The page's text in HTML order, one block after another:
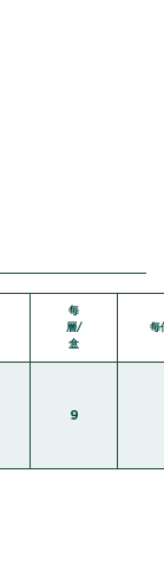
每
層/
盒
每
9